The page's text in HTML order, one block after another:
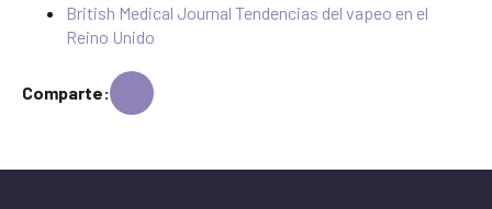
British Medical Journal Tendencias del vapeo en el
Reino Unido
Comparte: